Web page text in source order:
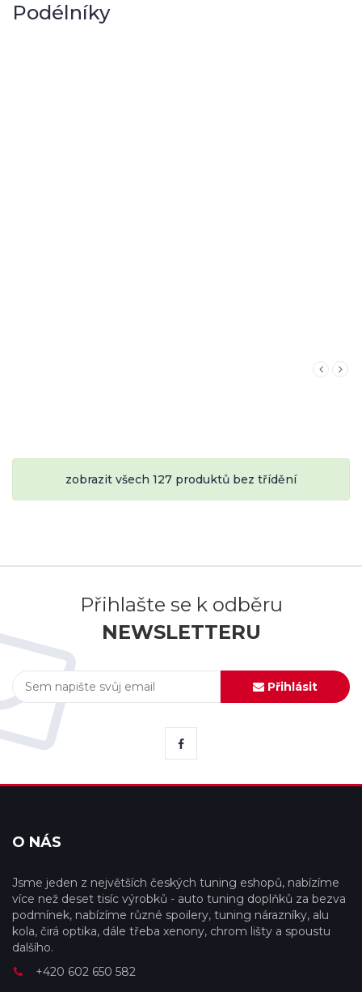
Podélníky
zobrazit všech 127 produktů bez třídění
Přihlašte se k odběru
NEWSLETTERU
Přihlásit
O NÁS
Jsme jeden z největších českých tuning eshopů, nabízíme
více než deset tisíc výrobků - auto tuning doplňků za bezva
podmínek, nabízíme různé spoilery, tuning nárazníky, alu
kola, čirá optika, dále třeba xenony, chrom lišty a spoustu
dalšího.
+420 602 650 582